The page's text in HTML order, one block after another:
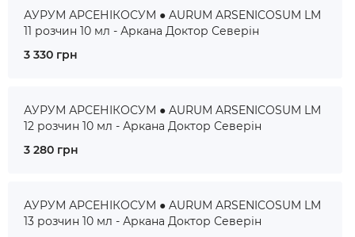
АУРУМ АРСЕНІКОСУМ ● AURUM ARSENICOSUM LM
11 розчин 10 мл - Аркана Доктор Северін
3 330 грн
АУРУМ АРСЕНІКОСУМ ● AURUM ARSENICOSUM LM
12 розчин 10 мл - Аркана Доктор Северін
3 280 грн
АУРУМ АРСЕНІКОСУМ ● AURUM ARSENICOSUM LM
13 розчин 10 мл - Аркана Доктор Северін